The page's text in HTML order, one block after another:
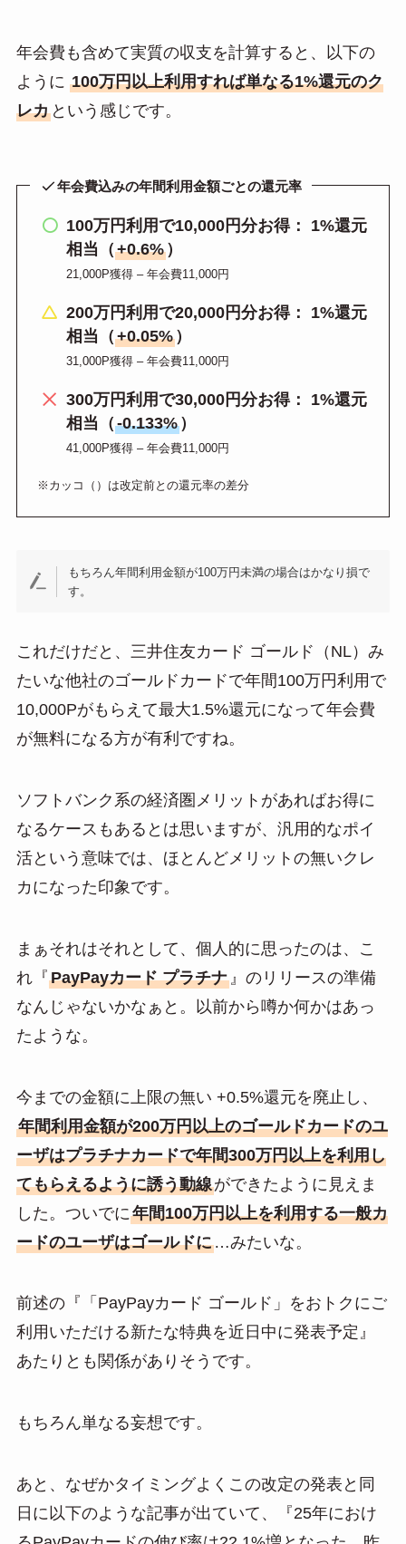
年会費も含めて実質の収支を計算すると、以下の
ように 100万円以上利用すれば単なる1%還元のク
レカという感じです。
年会費込みの年間利用金額ごとの還元率
100万円利用で10,000円分お得： 1%還元
相当（+0.6%）
21,000P獲得 – 年会費11,000円
200万円利用で20,000円分お得： 1%還元
相当（+0.05%）
31,000P獲得 – 年会費11,000円
300万円利用で30,000円分お得： 1%還元
相当（-0.133%）
41,000P獲得 – 年会費11,000円
※カッコ（）は改定前との還元率の差分
もちろん年間利用金額が100万円未満の場合はかなり損で
す。
これだけだと、三井住友カード ゴールド（NL）み
たいな他社のゴールドカードで年間100万円利用で
10,000Pがもらえて最大1.5%還元になって年会費
が無料になる方が有利ですね。
ソフトバンク系の経済圏メリットがあればお得に
なるケースもあるとは思いますが、汎用的なポイ
活という意味では、ほとんどメリットの無いクレ
カになった印象です。
まぁそれはそれとして、個人的に思ったのは、こ
れ『PayPayカード プラチナ』のリリースの準備
なんじゃないかなぁと。以前から噂か何かはあっ
たような。
今までの金額に上限の無い +0.5%還元を廃止し、
年間利用金額が200万円以上のゴールドカードのユ
ーザはプラチナカードで年間300万円以上を利用し
てもらえるように誘う動線ができたように見えま
した。ついでに年間100万円以上を利用する一般カ
ードのユーザはゴールドに…みたいな。
前述の『「PayPayカード ゴールド」をおトクにご
利用いただける新たな特典を近日中に発表予定』
あたりとも関係がありそうです。
もちろん単なる妄想です。
あと、なぜかタイミングよくこの改定の発表と同
日に以下のような記事が出ていて、『25年におけ